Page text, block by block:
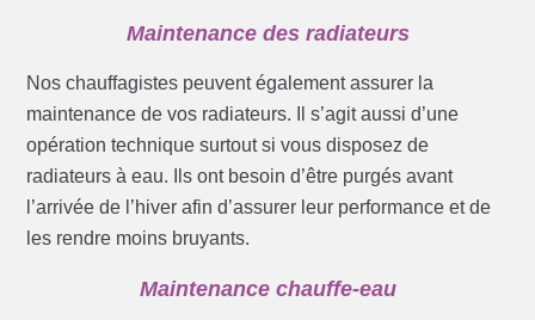
Maintenance des radiateurs
Nos chauffagistes peuvent également assurer la
maintenance de vos radiateurs. Il s’agit aussi d’une
opération technique surtout si vous disposez de
radiateurs à eau. Ils ont besoin d’être purgés avant
l’arrivée de l’hiver afin d’assurer leur performance et de
les rendre moins bruyants.
Maintenance chauffe-eau